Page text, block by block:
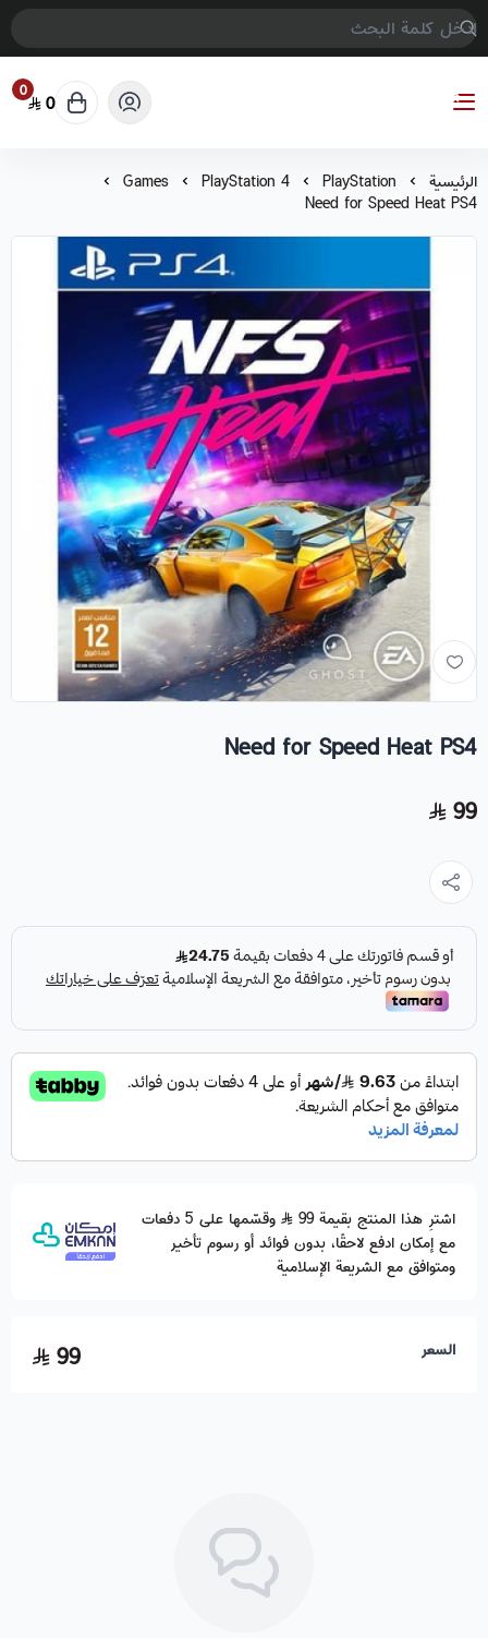
COMPTER GAMES
0 0
الرئيسية PlayStation
PlayStation 4
Games
Need for Speed Heat PS4
Need for Speed Heat PS4
99
اشترِ هذا المنتج بقيمة 99
وقسّمها على 5 دفعات
مع إمكان ادفع لاحقًا، بدون فوائد أو رسوم تأخير
ومتوافق مع الشريعة الإسلامية
السعر 99